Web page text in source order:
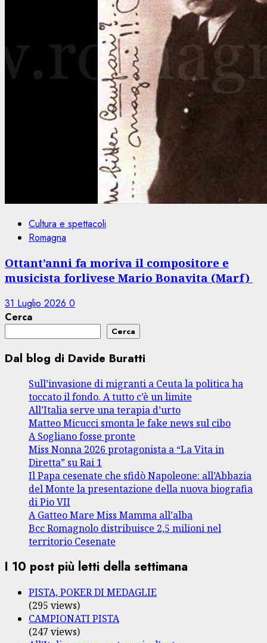
Cultura e spettacoli
Romagna
Ottant’anni fa moriva il compositore e
musicista forlivese Mario Bonavita (Marf)
31 Luglio 2026 0
Cerca
Cerca
Dal blog di Davide Buratti
Sull’invasione di migranti a Ceuta la politica ha
toccato il fondo. A tutto c’è un limite
All’Italia serve una terapia d’urto
Matteo Micucci smonta le fake news sul cibo
A Sogliano fosse pronte
Miss Nonna 2026 protagonista a “La Vita in
Diretta” su Rai 1
Il Papa cesenate che sfidò Napoleone: all’Abbazia
del Monte la presentazione della nuova biografia
di Pio VII
A Gatteo Mare Miss Mamma all’alba
Bcc Romagnolo distribuisce 2,5 milioni nel
territorio Cesenate
I 10 post più letti della settimana
PISTA, POKER DI MEDAGLIE
(295 views)
CAMPIONATI PISTA
(247 views)